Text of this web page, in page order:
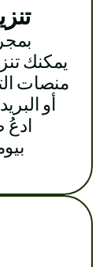
يمكنك
منصات
أو
ادعُ